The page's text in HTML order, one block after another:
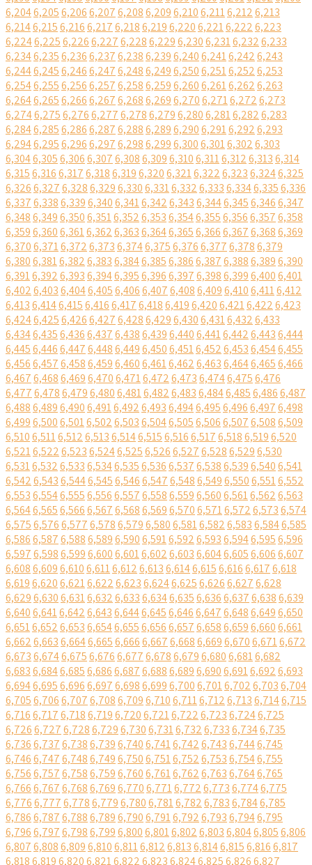
6,2046,2056,2066,2076,2086,2096,2106,2116,2126,213
6,2146,2156,2166,2176,2186,2196,2206,2216,2226,223
6,2246,2256,2266,2276,2286,2296,2306,2316,2326,233
6,2346,2356,2366,2376,2386,2396,2406,2416,2426,243
6,2446,2456,2466,2476,2486,2496,2506,2516,2526,253
6,2546,2556,2566,2576,2586,2596,2606,2616,2626,263
6,2646,2656,2666,2676,2686,2696,2706,2716,2726,273
6,2746,2756,2766,2776,2786,2796,2806,2816,2826,283
6,2846,2856,2866,2876,2886,2896,2906,2916,2926,293
6,2946,2956,2966,2976,2986,2996,3006,3016,3026,303
6,3046,3056,3066,3076,3086,3096,3106,3116,3126,3136,314
6,3156,3166,3176,3186,3196,3206,3216,3226,3236,3246,325
6,3266,3276,3286,3296,3306,3316,3326,3336,3346,3356,336
6,3376,3386,3396,3406,3416,3426,3436,3446,3456,3466,347
6,3486,3496,3506,3516,3526,3536,3546,3556,3566,3576,358
6,3596,3606,3616,3626,3636,3646,3656,3666,3676,3686,369
6,3706,3716,3726,3736,3746,3756,3766,3776,3786,379
6,3806,3816,3826,3836,3846,3856,3866,3876,3886,3896,390
6,3916,3926,3936,3946,3956,3966,3976,3986,3996,4006,401
6,4026,4036,4046,4056,4066,4076,4086,4096,4106,4116,412
6,4136,4146,4156,4166,4176,4186,4196,4206,4216,4226,423
6,4246,4256,4266,4276,4286,4296,4306,4316,4326,433
6,4346,4356,4366,4376,4386,4396,4406,4416,4426,4436,444
6,4456,4466,4476,4486,4496,4506,4516,4526,4536,4546,455
6,4566,4576,4586,4596,4606,4616,4626,4636,4646,4656,466
6,4676,4686,4696,4706,4716,4726,4736,4746,4756,476
6,4776,4786,4796,4806,4816,4826,4836,4846,4856,4866,487
6,4886,4896,4906,4916,4926,4936,4946,4956,4966,4976,498
6,4996,5006,5016,5026,5036,5046,5056,5066,5076,5086,509
6,5106,5116,5126,5136,5146,5156,5166,5176,5186,5196,520
6,5216,5226,5236,5246,5256,5266,5276,5286,5296,530
6,5316,5326,5336,5346,5356,5366,5376,5386,5396,5406,541
6,5426,5436,5446,5456,5466,5476,5486,5496,5506,5516,552
6,5536,5546,5556,5566,5576,5586,5596,5606,5616,5626,563
6,5646,5656,5666,5676,5686,5696,5706,5716,5726,5736,574
6,5756,5766,5776,5786,5796,5806,5816,5826,5836,5846,585
6,5866,5876,5886,5896,5906,5916,5926,5936,5946,5956,596
6,5976,5986,5996,6006,6016,6026,6036,6046,6056,6066,607
6,6086,6096,6106,6116,6126,6136,6146,6156,6166,6176,618
6,6196,6206,6216,6226,6236,6246,6256,6266,6276,628
6,6296,6306,6316,6326,6336,6346,6356,6366,6376,6386,639
6,6406,6416,6426,6436,6446,6456,6466,6476,6486,6496,650
6,6516,6526,6536,6546,6556,6566,6576,6586,6596,6606,661
6,6626,6636,6646,6656,6666,6676,6686,6696,6706,6716,672
6,6736,6746,6756,6766,6776,6786,6796,6806,6816,682
6,6836,6846,6856,6866,6876,6886,6896,6906,6916,6926,693
6,6946,6956,6966,6976,6986,6996,7006,7016,7026,7036,704
6,7056,7066,7076,7086,7096,7106,7116,7126,7136,7146,715
6,7166,7176,7186,7196,7206,7216,7226,7236,7246,725
6,7266,7276,7286,7296,7306,7316,7326,7336,7346,735
6,7366,7376,7386,7396,7406,7416,7426,7436,7446,745
6,7466,7476,7486,7496,7506,7516,7526,7536,7546,755
6,7566,7576,7586,7596,7606,7616,7626,7636,7646,765
6,7666,7676,7686,7696,7706,7716,7726,7736,7746,775
6,7766,7776,7786,7796,7806,7816,7826,7836,7846,785
6,7866,7876,7886,7896,7906,7916,7926,7936,7946,795
6,7966,7976,7986,7996,8006,8016,8026,8036,8046,8056,806
6,8076,8086,8096,8106,8116,8126,8136,8146,8156,8166,817
6,8186,8196,8206,8216,8226,8236,8246,8256,8266,827